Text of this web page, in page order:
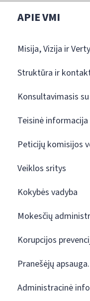
APIE VMI
Misija, Vizija ir
Struktūra ir
Konsultavimasis
Teisinė informacija
Peticijų komisijos
Veiklos sritys
Kokybės vadyba
Mokesčių
Korupcijos
Pranešėjų
Administracinė